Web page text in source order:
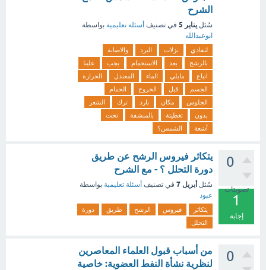
الشرح
سُئل يناير 5 في تصنيف أسئلة تعليمية بواسطة
ابوعبدالله
لتفادي نزلات البرد
والاصابة
بالرشح
بعد الاستحمام يجب
علينا
اتباع
مايلي الماء المعتدل
الحرارة
الجسم
قبل الخروج
الحمام
الجلوس
مكان بارد ترك
الشعر
بدون
تغطيتة بالمنشفة
تحت
أشعة
الشمس؟
0
تصويتات
1
إجابة
يتكاثر فيروس الرشح عن طريق
دورة التحلل ؟ - مع الشرح
سُئل أبريل 7 في تصنيف أسئلة تعليمية بواسطة
عبود
يتكاثر فيروس الرشح طريق
دورة
التحلل
0
من أسباب قبول العلماء المعاصرين
لنظرية نشأة النفط العضوية: خاصية